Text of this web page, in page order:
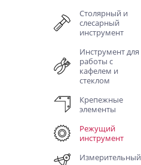
Столярный и
слесарный
инструмент
Инструмент для
работы с
кафелем и
стеклом
Крепежные
элементы
Режущий
инструмент
Измерительный